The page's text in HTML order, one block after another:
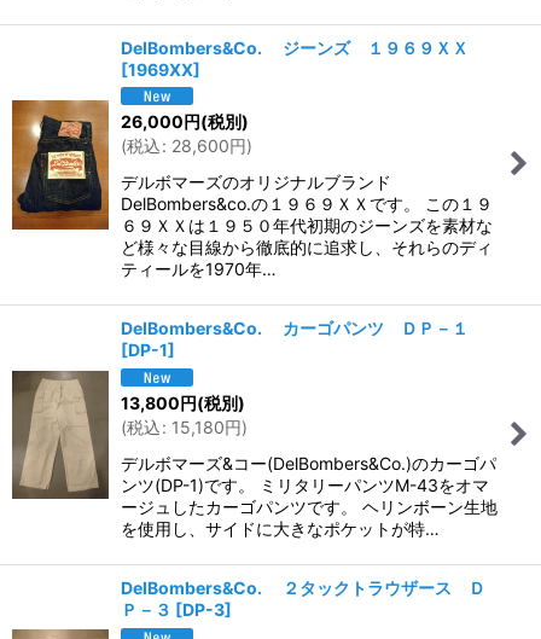
DelBombers&Co. ジーンズ １９６９ＸＸ
[1969XX]
26,000円(税別)
(税込: 28,600円)
デルボマーズのオリジナルブランド
DelBombers&co.の１９６９ＸＸです。 この１９
６９ＸＸは１９５０年代初期のジーンズを素材な
ど様々な目線から徹底的に追求し、それらのディ
ティールを1970年…
DelBombers&Co. カーゴパンツ ＤＰ－１
[DP-1]
13,800円(税別)
(税込: 15,180円)
デルボマーズ&コー(DelBombers&Co.)のカーゴパ
ンツ(DP-1)です。 ミリタリーパンツM-43をオマ
ージュしたカーゴパンツです。 ヘリンボーン生地
を使用し、サイドに大きなポケットが特…
DelBombers&Co. ２タックトラウザース Ｄ
Ｐ－３ [DP-3]